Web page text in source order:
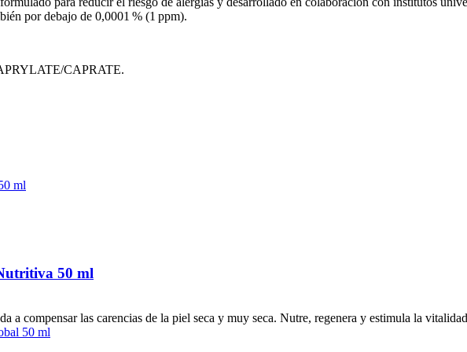
por debajo de 0,0001 % (1 ppm).
CAPRATE.
50 ml
a compensar las carencias de la piel seca y muy seca. Nutre, regenera y estimula la